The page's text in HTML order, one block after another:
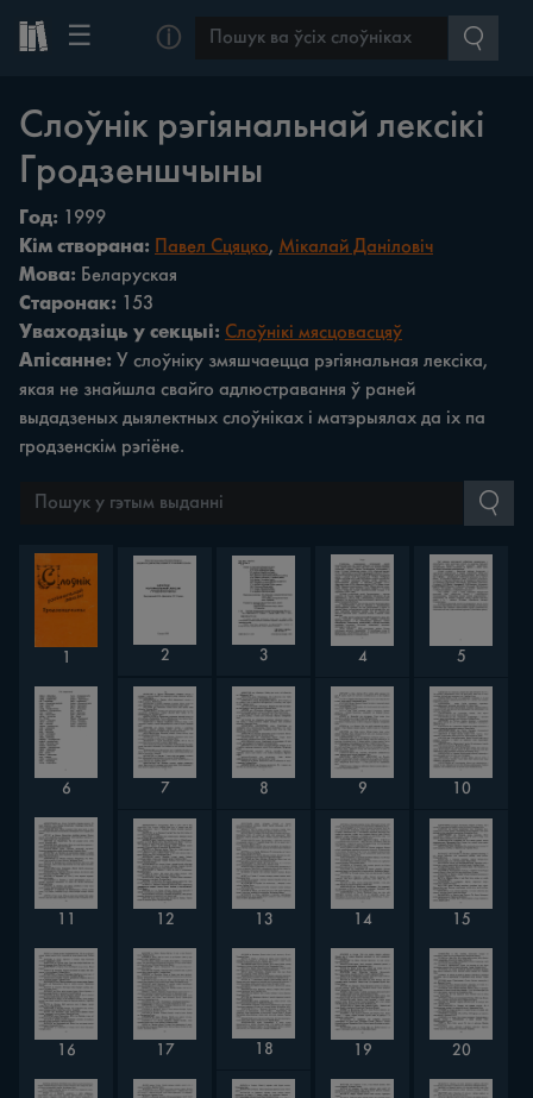
☰ ⓘ
Слоўнік рэгіянальнай лексікі
Гродзеншчыны
Год: 1999
Кім створана: Павел Сцяцко, Мікалай Даніловіч
Мова: Беларуская
Старонак: 153
Уваходзіць у секцыі: Слоўнікі мясцовасцяў
Апісанне: У слоўніку змяшчаецца рэгіянальная лексіка,
якая не знайшла свайго адлюстравання ў раней
выдадзеных дыялектных слоўніках i матэрыялах да іх па
гродзенскім рэгіёне.
1 2 3 4 5
6 7 8 9 10
12 13 14 15
16 17 18 19 20